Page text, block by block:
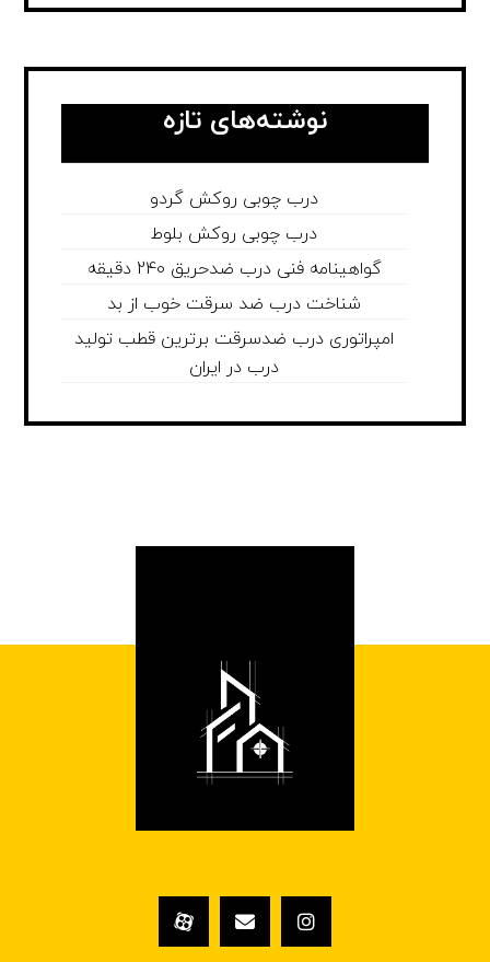
نوشته‌های تازه
درب چوبی روکش گردو
درب چوبی روکش بلوط
گواهینامه فنی درب ضدحریق 240 دقیقه
شناخت درب ضد سرقت خوب از بد
امپراتوری درب ضدسرقت برترین قطب تولید
درب در ایران